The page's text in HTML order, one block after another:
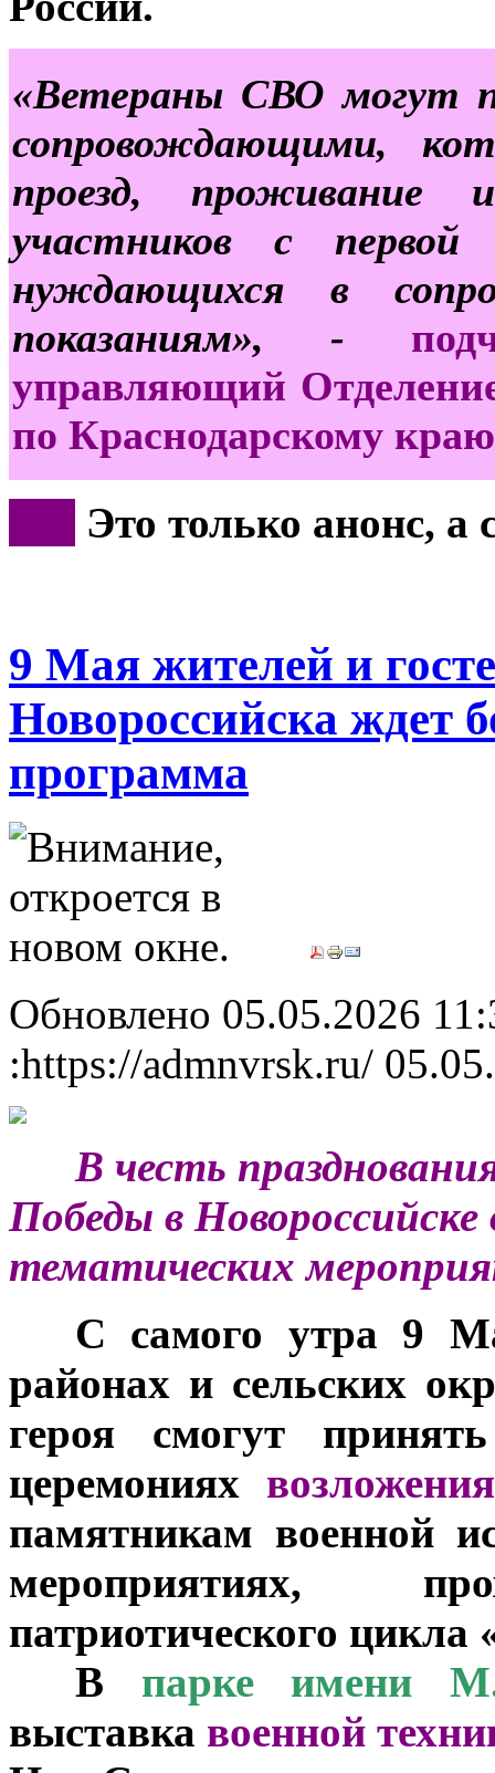
«Ветераны СВО могут
сопровождающими,
проезд,
участников с первой
нуждающихся в
показаниям», -
управляющий
по Краснодарскому краю
Это только анонс,
9 Мая жителей и
Новороссийска ждет
программа
Обновлено 05.05.2026
:https://admnvrsk.ru/
В честь
Победы в
тематических
С самого утра 9
районах и сельских
героя смогут
церемониях
памятникам военной
мероприятиях,
патриотического
В парке имени
выставка военной